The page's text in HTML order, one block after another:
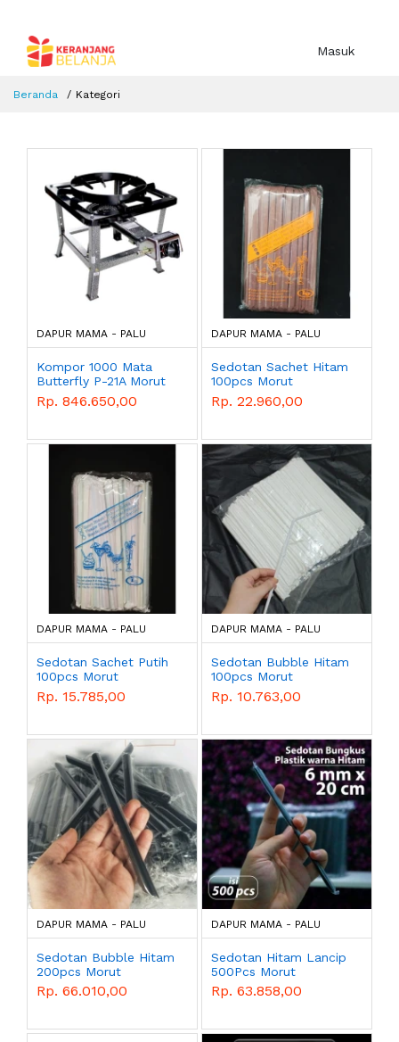
Masuk
Beranda Kategori
DAPUR MAMA - PALU
Kompor 1000 Mata
Butterfly P-21A Morut
Rp. 846.650,00
DAPUR MAMA - PALU
Sedotan Sachet Hitam
100pcs Morut
Rp. 22.960,00
DAPUR MAMA - PALU
Sedotan Sachet Putih
100pcs Morut
Rp. 15.785,00
DAPUR MAMA - PALU
Sedotan Bubble Hitam
100pcs Morut
Rp. 10.763,00
DAPUR MAMA - PALU
Sedotan Bubble Hitam
200pcs Morut
Rp. 66.010,00
DAPUR MAMA - PALU
Sedotan Hitam Lancip
500Pcs Morut
Rp. 63.858,00